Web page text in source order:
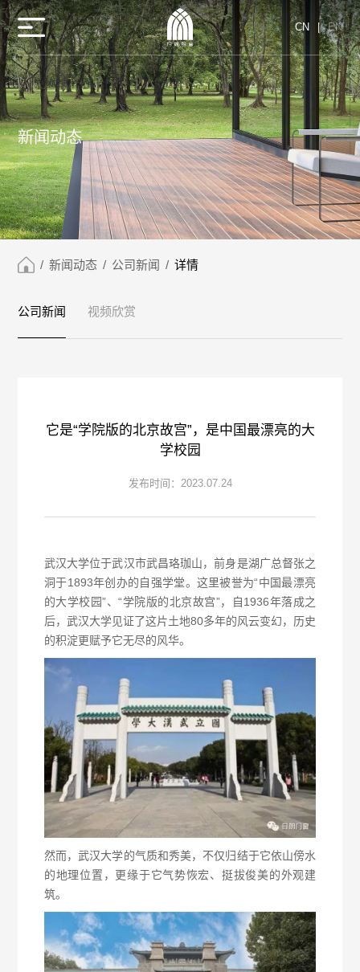
CN | EN
新闻动态
/ 新闻动态 / 公司新闻 / 详情
公司新闻 视频欣赏
它是“学院版的北京故宫”，是中国最漂亮的大
学校园
发布时间：2023.07.24
武汉大学位于武汉市武昌珞珈山，前身是湖广总督张之
洞于1893年创办的自强学堂。这里被誉为“中国最漂亮
的大学校园”、“学院版的北京故宫”，自1936年落成之
后，武汉大学见证了这片土地80多年的风云变幻，历史
的积淀更赋予它无尽的风华。
然而，武汉大学的气质和秀美，不仅归结于它依山傍水
的地理位置，更缘于它气势恢宏、挺拔俊美的外观建
筑。